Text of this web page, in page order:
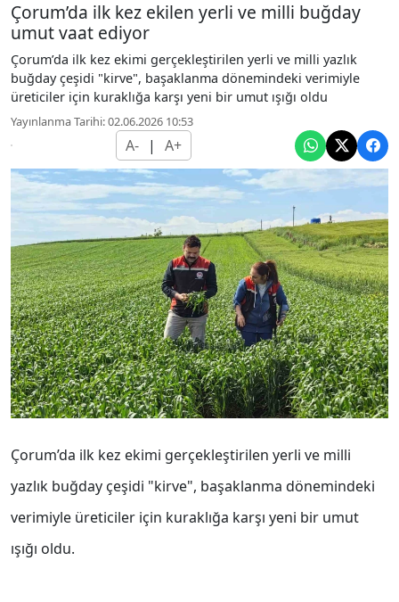
Çorum’da ilk kez ekilen yerli ve milli buğday
umut vaat ediyor
Çorum’da ilk kez ekimi gerçekleştirilen yerli ve milli yazlık
buğday çeşidi "kirve", başaklanma dönemindeki verimiyle
üreticiler için kuraklığa karşı yeni bir umut ışığı oldu
Yayınlanma Tarihi: 02.06.2026 10:53
A- | A+
Çorum’da ilk kez ekimi gerçekleştirilen yerli ve milli
yazlık buğday çeşidi "kirve", başaklanma dönemindeki
verimiyle üreticiler için kuraklığa karşı yeni bir umut
ışığı oldu.